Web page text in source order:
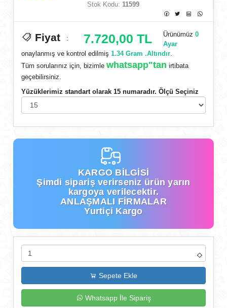
Stok Kodu: 11599
Fiyat : 7.720,00 TL Ürünümüz0
Ayar
onaylanmış ve kontrol edilmiş1.34 Gram .Altındır.
Tüm sorularınız için, bizimlewhatsapp"tan irtibata
geçebilirsiniz.
Yüzüklerimiz standart olarak 15 numaradır. Ölçü Seçiniz
KARGO BİLGİSİ
Şimdi sipariş verirseniz ürün yarın
kargoya verilecektir.
ANLAŞMALI FİRMALAR
Yurtiçi Kargo
Sepete Ekle
Whatsapp İle Sipariş